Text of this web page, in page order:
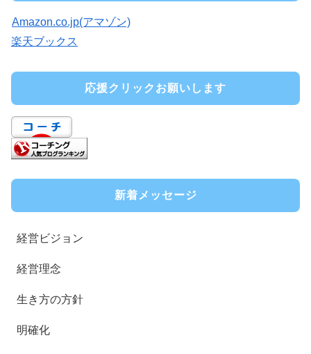
Amazon.co.jp(アマゾン)
楽天ブックス
応援クリックお願いします
新着メッセージ
経営ビジョン
経営理念
生き方の方針
明確化